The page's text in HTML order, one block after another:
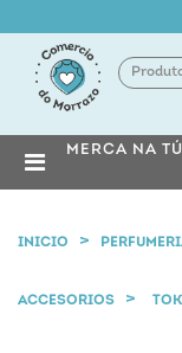
MERCA NA
INICIO
ACCESORIOS